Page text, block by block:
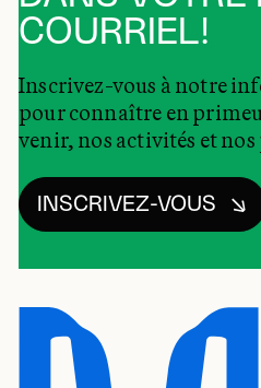
COURRIEL!
Inscrivez-vous à notre
pour connaître en
venir, nos activités et
INSCRIVEZ-VOUS